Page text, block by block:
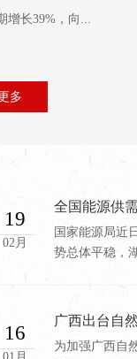
增长39%，向...
多
19
02月
全国能源供
国家能源局近
势总体平稳，
16
广西出台自
为加强广西自